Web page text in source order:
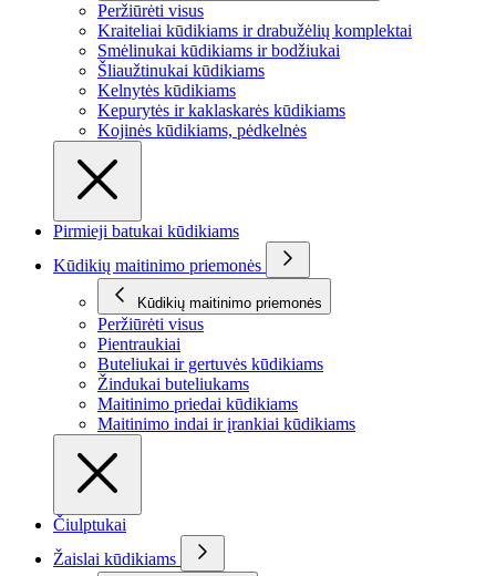
Peržiūrėti visus
Kraiteliai kūdikiams ir drabužėlių komplektai
Smėlinukai kūdikiams ir bodžiukai
Šliaužtinukai kūdikiams
Kelnytės kūdikiams
Kepurytės ir kaklaskarės kūdikiams
Kojinės kūdikiams, pėdkelnės
Pirmieji batukai kūdikiams
Kūdikių maitinimo priemonės
Kūdikių maitinimo priemonės
Peržiūrėti visus
Pientraukiai
Buteliukai ir gertuvės kūdikiams
Žindukai buteliukams
Maitinimo priedai kūdikiams
Maitinimo indai ir įrankiai kūdikiams
Čiulptukai
Žaislai kūdikiams